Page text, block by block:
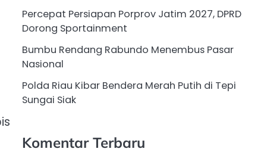
Percepat Persiapan Porprov Jatim 2027, DPRD
Dorong Sportainment
Bumbu Rendang Rabundo Menembus Pasar
Nasional
Polda Riau Kibar Bendera Merah Putih di Tepi
Sungai Siak
Komentar Terbaru